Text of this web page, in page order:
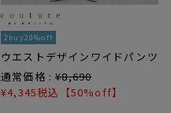
2buy20%off
ウエストデザインワイドパンツ
通常価格 : ¥8,690
¥4,345税込 【50%off】